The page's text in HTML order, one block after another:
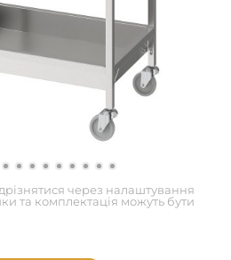
через налаштування
та комплектація можуть бути